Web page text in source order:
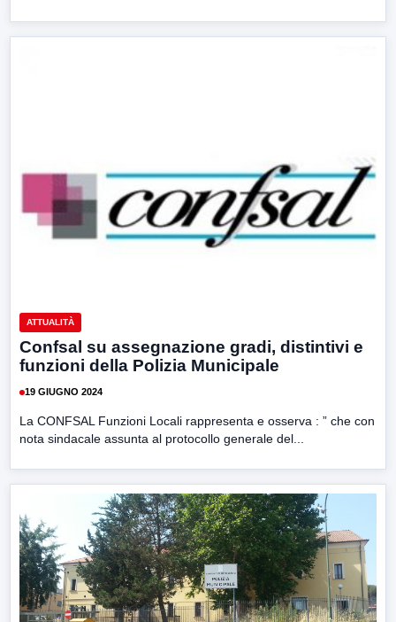
ATTUALITÀ
Confsal su assegnazione gradi, distintivi e
funzioni della Polizia Municipale
19 GIUGNO 2024
La CONFSAL Funzioni Locali rappresenta e osserva : ” che con
nota sindacale assunta al protocollo generale del...